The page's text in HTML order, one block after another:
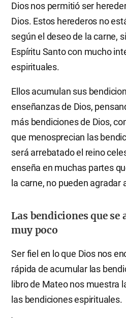
Dios nos permitió ser
Dios. Estos herederos no
según el deseo de la carne,
Espíritu Santo con mucho
espirituales.
Ellos acumulan sus
enseñanzas de Dios,
más bendiciones de Dios,
que menosprecian las
será arrebatado el reino
enseña en muchas partes
la carne, no pueden agradar
Las bendiciones que se
muy poco
Ser fiel en lo que Dios nos
rápida de acumular las
libro de Mateo nos muestra
las bendiciones espirituales.